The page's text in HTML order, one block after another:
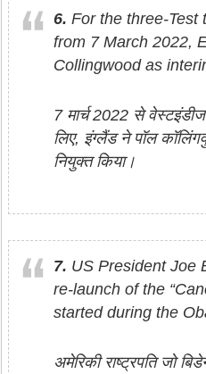
6. For the three-Test
from 7 March 2022,
Collingwood as
7 मार्च 2022 से
लिए, इंग्लैंड ने पॉल
नियुक्त किया।
7. US President Joe
re-launch of the
started during the
अमेरिकी राष्ट्रपति जो